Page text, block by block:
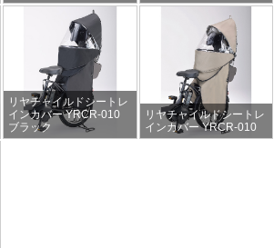
リヤチャイルドシートレ
インカバー YRCR-010
ブラック
リヤチャイルドシートレ
インカバー YRCR-010